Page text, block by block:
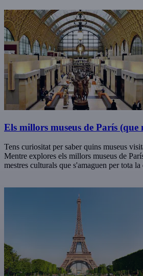
Els millors museus de París
Tens curiositat per saber quins museus
Mentre explores els millors museus de
mestres culturals que s'amaguen per tota la